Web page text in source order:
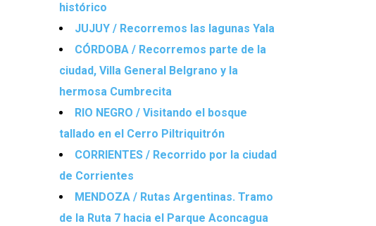
histórico
JUJUY / Recorremos las lagunas Yala
CÓRDOBA / Recorremos parte de la
ciudad, Villa General Belgrano y la
hermosa Cumbrecita
RIO NEGRO / Visitando el bosque
tallado en el Cerro Piltriquitrón
CORRIENTES / Recorrido por la ciudad
de Corrientes
MENDOZA / Rutas Argentinas. Tramo
de la Ruta 7 hacia el Parque Aconcagua